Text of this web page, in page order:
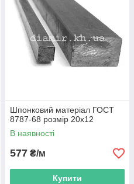
Шпонковий матеріал ГОСТ
8787-68 розмір 20х12
В наявності
577 ₴/м
Купити